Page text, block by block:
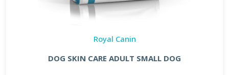
Royal Canin
DOG SKIN CARE ADULT SMALL DOG